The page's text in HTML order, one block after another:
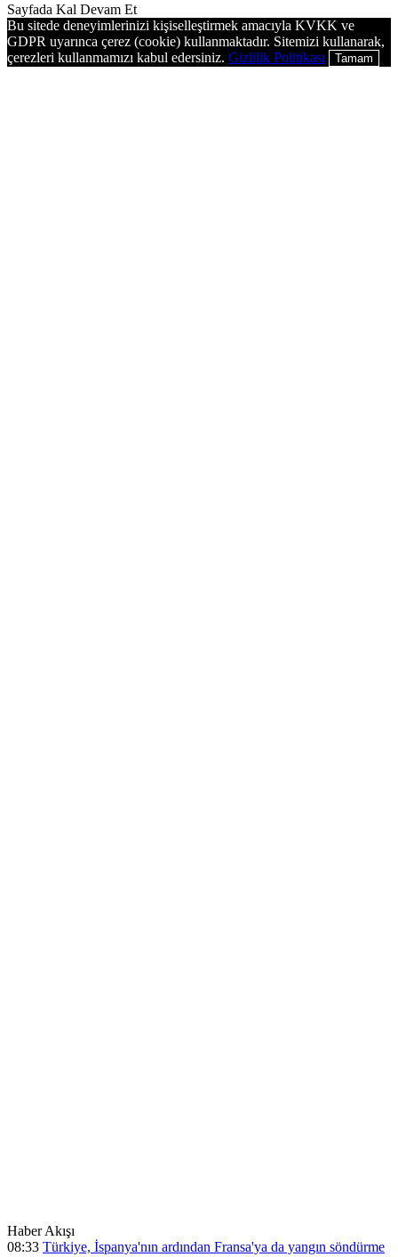
Sayfada Kal Devam Et
Bu sitede deneyimlerinizi kişiselleştirmek amacıyla KVKK ve
GDPR uyarınca çerez (cookie) kullanmaktadır. Sitemizi kullanarak,
çerezleri kullanmamızı kabul edersiniz. Gizlilik Politikası Tamam
Haber Akışı
08:33 Türkiye, İspanya'nın ardından Fransa'ya da yangın söndürme